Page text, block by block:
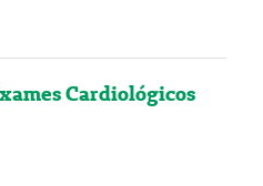
Cardiológicos